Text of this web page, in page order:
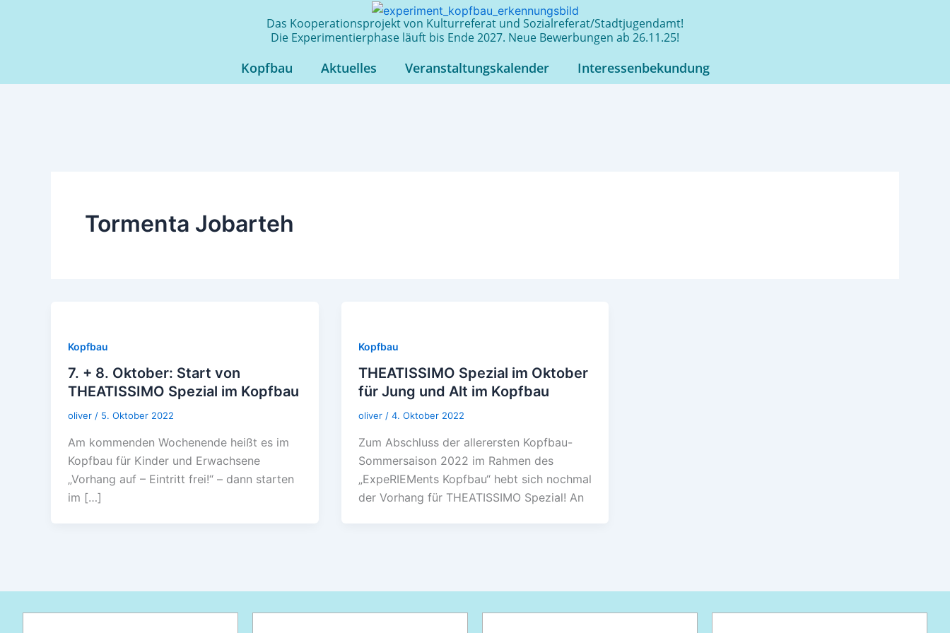
Das Kooperationsprojekt von Kulturreferat und Sozialreferat/Stadtjugendamt!
Die Experimentierphase läuft bis Ende 2027. Neue Bewerbungen ab 26.11.25!
Kopfbau Aktuelles Veranstaltungskalender Interessenbekundung
Tormenta Jobarteh
Kopfbau
7. + 8. Oktober: Start von
THEATISSIMO Spezial im Kopfbau
oliver / 5. Oktober 2022
Am kommenden Wochenende heißt es im
Kopfbau für Kinder und Erwachsene
„Vorhang auf – Eintritt frei!“ – dann starten
im […]
Kopfbau
THEATISSIMO Spezial im Oktober
für Jung und Alt im Kopfbau
oliver / 4. Oktober 2022
Zum Abschluss der allerersten Kopfbau-
Sommersaison 2022 im Rahmen des
„ExpeRIEMents Kopfbau“ hebt sich nochmal
der Vorhang für THEATISSIMO Spezial! An